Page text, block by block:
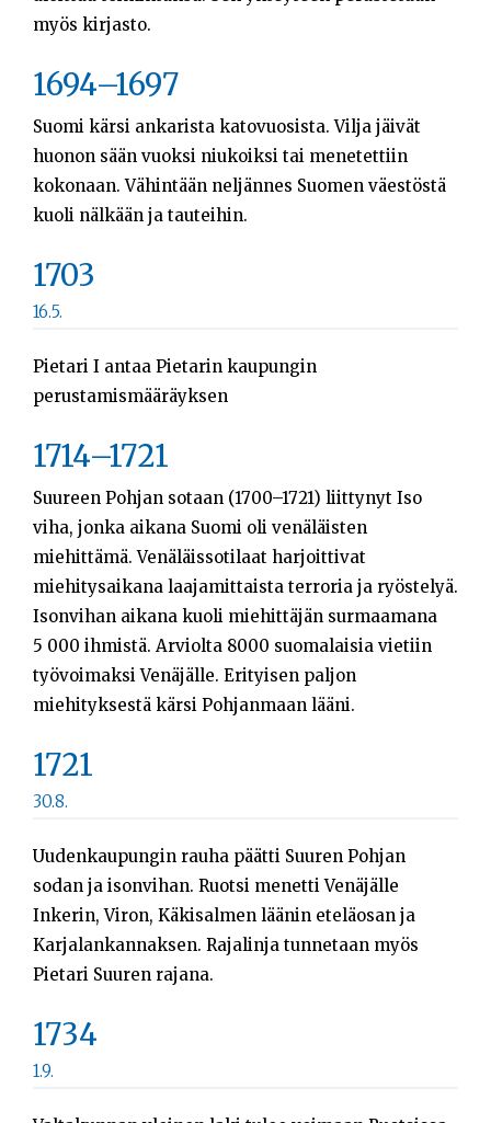
myös kirjasto.
1694–1697
Suomi kärsi ankarista katovuosista. Vilja jäivät
huonon sään vuoksi niukoiksi tai menetettiin
kokonaan. Vähintään neljännes Suomen väestöstä
kuoli nälkään ja tauteihin.
1703
16.5.
Pietari I antaa Pietarin kaupungin
perustamismääräyksen
1714–1721
Suureen Pohjan sotaan (1700–1721) liittynyt Iso
viha, jonka aikana Suomi oli venäläisten
miehittämä. Venäläissotilaat harjoittivat
miehitysaikana laajamittaista terroria ja ryöstelyä.
Isonvihan aikana kuoli miehittäjän surmaamana
5 000 ihmistä. Arviolta 8000 suomalaisia vietiin
työvoimaksi Venäjälle. Erityisen paljon
miehityksestä kärsi Pohjanmaan lääni.
1721
30.8.
Uudenkaupungin rauha päätti Suuren Pohjan
sodan ja isonvihan. Ruotsi menetti Venäjälle
Inkerin, Viron, Käkisalmen läänin eteläosan ja
Karjalankannaksen. Rajalinja tunnetaan myös
Pietari Suuren rajana.
1734
1.9.